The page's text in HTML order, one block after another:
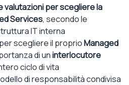
valutazioni per scegliere la
Services, secondo le
IT interna
per scegliere il proprioManaged
di uninterlocutore
ciclo di vita
di responsabilità condivisa